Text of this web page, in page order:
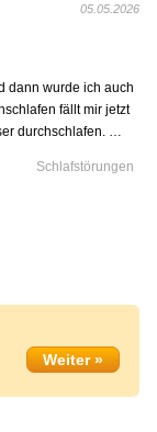
05.05.2026
dann wurde ich auch
fällt mir jetzt
durchschlafen. …
Schlafstörungen